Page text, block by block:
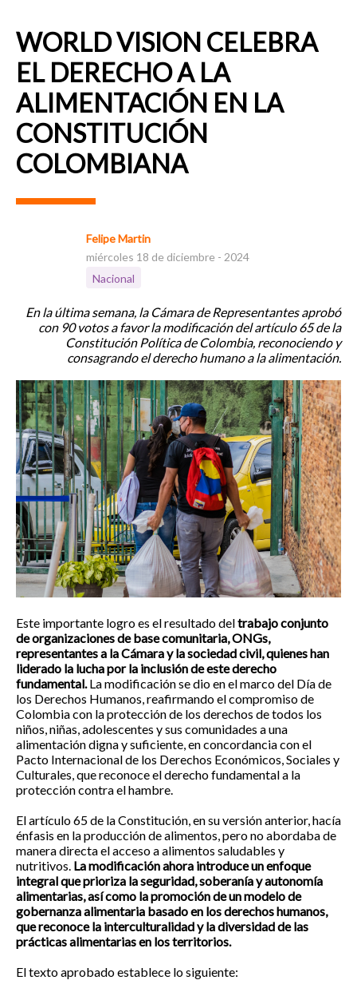
WORLD VISION CELEBRA
EL DERECHO A LA
ALIMENTACIÓN EN LA
CONSTITUCIÓN
COLOMBIANA
Felipe Martin
miércoles 18 de diciembre - 2024
Nacional
En la última semana, la Cámara de Representantes aprobó
con 90 votos a favor la modificación del artículo 65 de la
Constitución Política de Colombia, reconociendo y
consagrando el derecho humano a la alimentación.
Este importante logro es el resultado deltrabajo conjunto
de organizaciones de base comunitaria, ONGs,
representantes a la Cámara y la sociedad civil, quienes han
liderado la lucha por la inclusión de este derecho
fundamental.La modificación se dio en el marco del Día de
los Derechos Humanos, reafirmando el compromiso de
Colombia con la protección de los derechos de todos los
niños, niñas, adolescentes y sus comunidades a una
alimentación digna y suficiente, en concordancia con el
Pacto Internacional de los Derechos Económicos, Sociales y
Culturales, que reconoce el derecho fundamental a la
protección contra el hambre.
El artículo 65 de la Constitución, en su versión anterior, hacía
énfasis en la producción de alimentos, pero no abordaba de
manera directa el acceso a alimentos saludables y
nutritivos. La modificación ahora introduce un enfoque
integral que prioriza la seguridad, soberanía y autonomía
alimentarias, así como la promoción de un modelo de
gobernanza alimentaria basado en los derechos humanos,
que reconoce la interculturalidad y la diversidad de las
prácticas alimentarias en los territorios.
El texto aprobado establece lo siguiente: